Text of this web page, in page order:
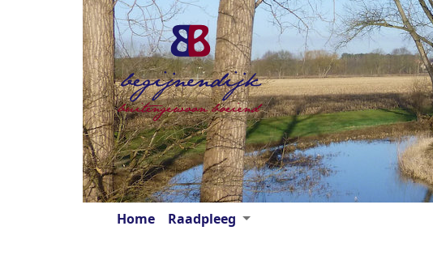
Home Raadpleeg